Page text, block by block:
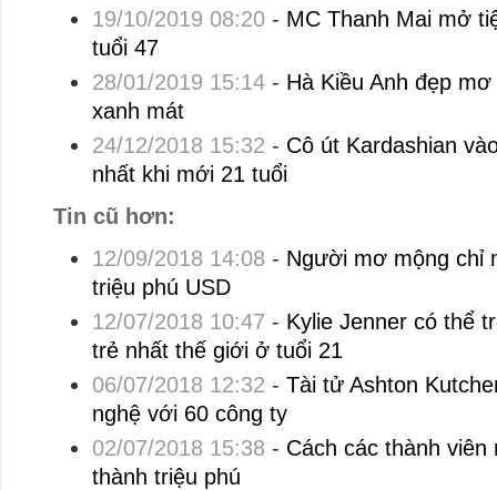
19/10/2019 08:20- MC Thanh Mai mở
tuổi 47
28/01/2019 15:14- Hà Kiều Anh đẹp
xanh mát
24/12/2018 15:32 - Cô út Kardashian
nhất khi mới 21 tuổi
Tin cũ hơn:
12/09/2018 14:08 - Người mơ mộng chỉ
triệu phú USD
12/07/2018 10:47 - Kylie Jenner có thể
trẻ nhất thế giới ở tuổi 21
06/07/2018 12:32 - Tài tử Ashton
nghệ với 60 công ty
02/07/2018 15:38 - Cách các thành
thành triệu phú